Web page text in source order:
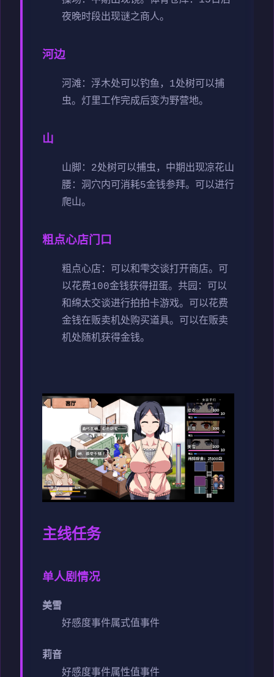
夜晚时段出现谜之商人。
河边
河滩：浮木处可以钓鱼，1处树可以捕
虫。灯里工作完成后变为野营地。
山
山脚：2处树可以捕虫，中期出现凉花山
腰：洞穴内可消耗5金钱参拜。可以进行
爬山。
粗点心店门口
粗点心店：可以和雫交谈打开商店。可
以花费100金钱获得扭蛋。 共园：可以
和绵太交谈进行拍拍卡游戏。可以花费
金钱在贩卖机处购买道具。可以在贩卖
机处随机获得金钱。
主线任务
单人剧情况
美雪
好感度事件属式值事件
莉音
好感度事件属性值事件